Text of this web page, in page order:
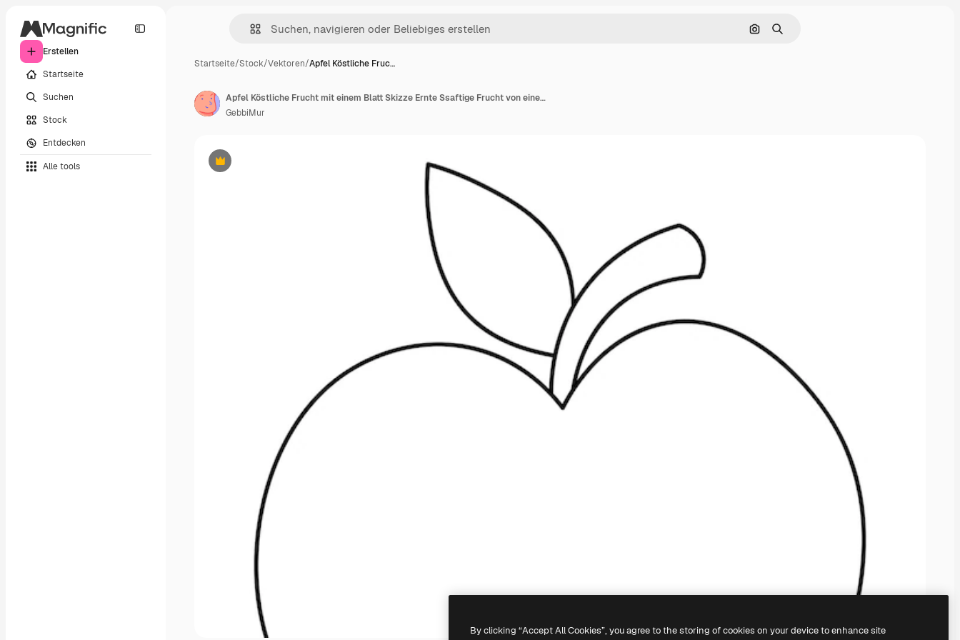
Erstellen
Startseite
Suchen
Stock
Entdecken
Alle tools
Nach Bild suchen
Suchen
Startseite/Stock/Vektoren/Apfel Köstliche Fruc…
Premium
Apfel Köstliche Frucht mit einem Blatt Skizze Ernte Ssaftige Frucht von einem Apfelbaum Süßes Fruchtfleisch
GebbiMur
By clicking “Accept All Cookies”, you agree to the storing of cookies on your device to enhance site